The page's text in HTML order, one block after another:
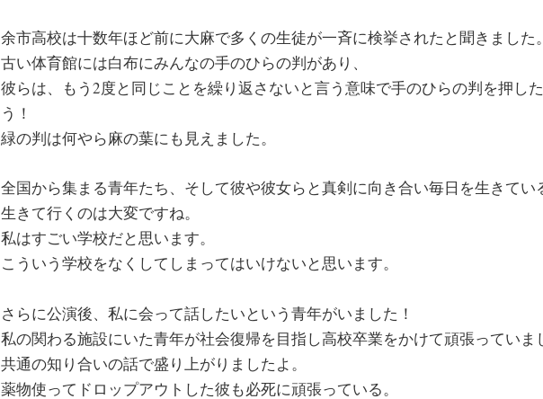
余市高校は十数年ほど前に大麻で多くの生徒が一斉に検挙されたと聞きました。
古い体育館には白布にみんなの手のひらの判があり、
彼らは、もう2度と同じことを繰り返さないと言う意味で手のひらの判を押し
う！
緑の判は何やら麻の葉にも見えました。
全国から集まる青年たち、そして彼や彼女らと真剣に向き合い毎日を生きてい
生きて行くのは大変ですね。
私はすごい学校だと思います。
こういう学校をなくしてしまってはいけないと思います。
さらに公演後、私に会って話したいという青年がいました！
私の関わる施設にいた青年が社会復帰を目指し高校卒業をかけて頑張っていま
共通の知り合いの話で盛り上がりましたよ。
薬物使ってドロップアウトした彼も必死に頑張っている。